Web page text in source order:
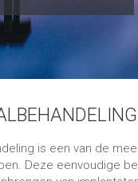
is een van de
Deze eenvoudige